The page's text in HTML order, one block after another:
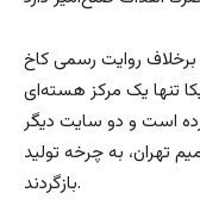
روایت رسمی کاخ
تنها یک مرکز هسته‌ای
است و دو سایت دیگر
تهران، به چرخه تولید
بازگردند.